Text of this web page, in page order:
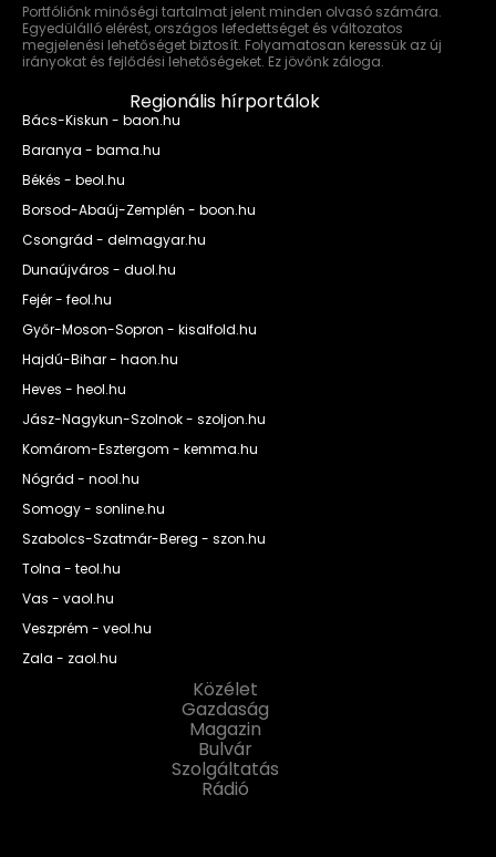
Portfóliónk minőségi tartalmat jelent minden olvasó számára.
Egyedülálló elérést, országos lefedettséget és változatos
megjelenési lehetőséget biztosít. Folyamatosan keressük az új
irányokat és fejlődési lehetőségeket. Ez jövőnk záloga.
Regionális hírportálok
Bács-Kiskun - baon.hu
Baranya - bama.hu
Békés - beol.hu
Borsod-Abaúj-Zemplén - boon.hu
Csongrád - delmagyar.hu
Dunaújváros - duol.hu
Fejér - feol.hu
Győr-Moson-Sopron - kisalfold.hu
Hajdú-Bihar - haon.hu
Heves - heol.hu
Jász-Nagykun-Szolnok - szoljon.hu
Komárom-Esztergom - kemma.hu
Nógrád - nool.hu
Somogy - sonline.hu
Szabolcs-Szatmár-Bereg - szon.hu
Tolna - teol.hu
Vas - vaol.hu
Veszprém - veol.hu
Zala - zaol.hu
Közélet
Gazdaság
Magazin
Bulvár
Szolgáltatás
Rádió